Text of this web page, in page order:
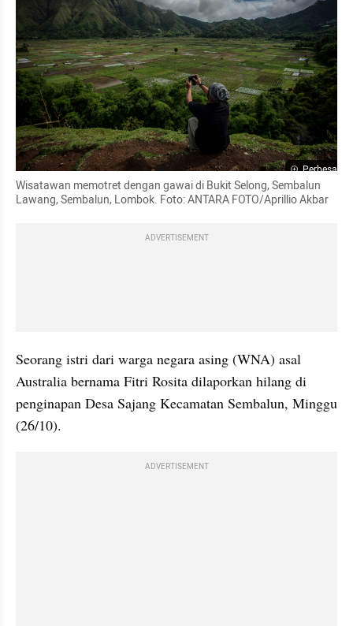
Perbesar
Wisatawan memotret dengan gawai di Bukit Selong, Sembalun
Lawang, Sembalun, Lombok. Foto: ANTARA FOTO/Aprillio Akbar
ADVERTISEMENT
Seorang istri dari warga negara asing (WNA) asal
Australia bernama Fitri Rosita dilaporkan hilang di
penginapan Desa Sajang Kecamatan Sembalun, Minggu
(26/10).
ADVERTISEMENT